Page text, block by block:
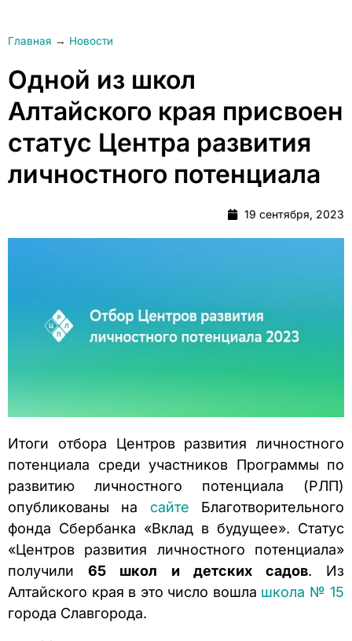
Главная → Новости
Одной из школ
Алтайского края присвоен
статус Центра развития
личностного потенциала
19 сентября, 2023
Итоги отбора Центров развития личностного
потенциала среди участников Программы по
развитию личностного потенциала (РЛП)
опубликованы на сайте Благотворительного
фонда Сбербанка «Вклад в будущее». Статус
«Центров развития личностного потенциала»
получили65 школ и детских садов. Из
Алтайского края в это число вошла школа № 15
города Славгорода.